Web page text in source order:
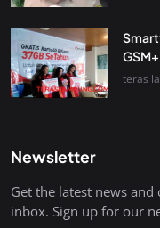
teras
Newsletter
Get the latest news
inbox. Sign up for our